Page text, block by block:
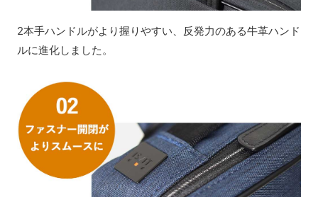
2本手ハンドルがより握りやすい、反発力のある牛革ハンド
ルに進化しました。